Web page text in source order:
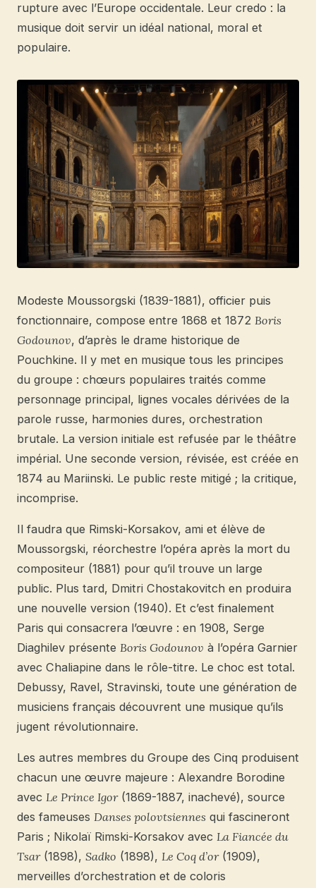
rupture avec l’Europe occidentale. Leur credo : la
musique doit servir un idéal national, moral et
populaire.
Modeste Moussorgski (1839-1881), officier puis
fonctionnaire, compose entre 1868 et 1872 Boris
Godounov, d’après le drame historique de
Pouchkine. Il y met en musique tous les principes
du groupe : chœurs populaires traités comme
personnage principal, lignes vocales dérivées de la
parole russe, harmonies dures, orchestration
brutale. La version initiale est refusée par le théâtre
impérial. Une seconde version, révisée, est créée en
1874 au Mariinski. Le public reste mitigé ; la critique,
incomprise.
Il faudra que Rimski-Korsakov, ami et élève de
Moussorgski, réorchestre l’opéra après la mort du
compositeur (1881) pour qu’il trouve un large
public. Plus tard, Dmitri Chostakovitch en produira
une nouvelle version (1940). Et c’est finalement
Paris qui consacrera l’œuvre : en 1908, Serge
Diaghilev présente Boris Godounov à l’opéra Garnier
avec Chaliapine dans le rôle-titre. Le choc est total.
Debussy, Ravel, Stravinski, toute une génération de
musiciens français découvrent une musique qu’ils
jugent révolutionnaire.
Les autres membres du Groupe des Cinq produisent
chacun une œuvre majeure : Alexandre Borodine
avec Le Prince Igor(1869-1887, inachevé), source
des fameuses Danses polovtsiennes qui fascineront
Paris ; Nikolaï Rimski-Korsakov avec La Fiancée du
Tsar(1898), Sadko (1898), Le Coq d’or(1909),
merveilles d’orchestration et de coloris